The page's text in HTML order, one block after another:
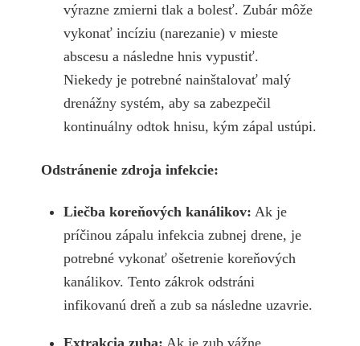
výrazne zmierni tlak a bolesť. Zubár môže
vykonať incíziu (narezanie) v mieste
abscesu a následne hnis vypustiť.
Niekedy je potrebné nainštalovať malý
drenážny systém, aby sa zabezpečil
kontinuálny odtok hnisu, kým zápal ustúpi.
Odstránenie zdroja infekcie:
Liečba koreňových kanálikov: Ak je
príčinou zápalu infekcia zubnej drene, je
potrebné vykonať ošetrenie koreňových
kanálikov. Tento zákrok odstráni
infikovanú dreň a zub sa následne uzavrie.